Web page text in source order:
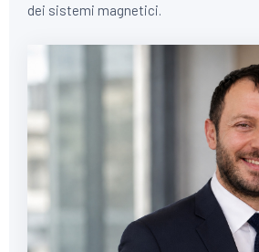
dei sistemi magnetici.